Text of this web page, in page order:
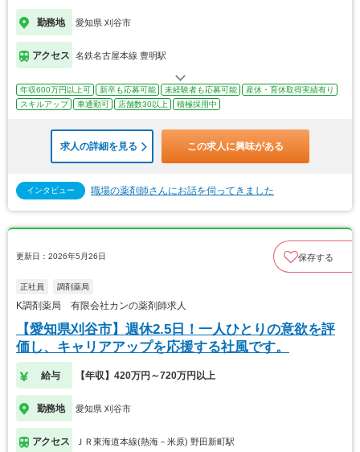
勤務地 愛知県 刈谷市
アクセス 名鉄名古屋本線 豊明駅
年収600万円以上可 新卒も応募可能 未経験者も応募可能
産休・育休取得実績有り
スキルアップ
車通勤可 店舗数30以上 積極採用中
求人の詳細を見る この求人に興味がある
インタビュー 職場の薬剤師さんにお話を伺ってきました
更新日：2026年5月26日 保存する
正社員 調剤薬局
K調剤薬局 有限会社カンの薬剤師求人
【愛知県刈谷市】週休2.5日！一人ひとりの意欲を評
価し、キャリアアップを応援する社風です。
給与 【年収】420万円～720万円以上
勤務地 愛知県 刈谷市
アクセス ＪＲ東海道本線(熱海－米原) 野田新町駅